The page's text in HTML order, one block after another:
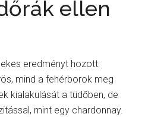
ellen
eredményt hozott:
mind a fehérborok meg
kialakulását a tüdőben, de
mint egy chardonnay.